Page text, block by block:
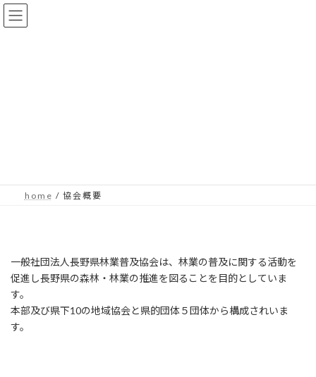
コ
ン
ナ
ビ
h o m e 協 会 概 要
一般社団法人長野県林業普及協会は、林業の普及に関する活動を
促進し長野県の森林・林業の推進を図ることを目的としていま
す。
本部及び県下10の地域協会と県的団体５団体から構成されいま
す。